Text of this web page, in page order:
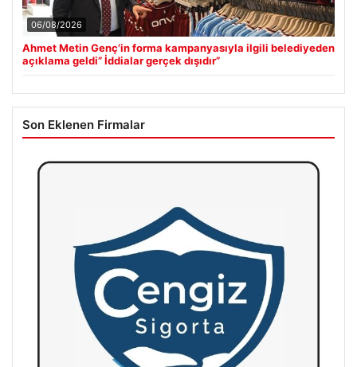
06/08/2026
Ahmet Metin Genç’in forma kampanyasıyla ilgili belediyeden
açıklama geldi” İddialar gerçek dışıdır”
Son Eklenen Firmalar